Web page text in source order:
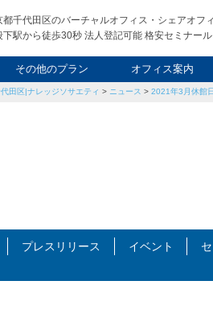
都千代田区のバーチャルオフィス・シェアオフ
下駅から徒歩30秒 法人登記可能 格安セミナー
その他のプラン
レンタルオフィス
イト&ウィークエンド
貸し会議室
オフィス案内
田区|ナレッジソサエティ > ニュース > 2021年3月休館
プレスリリース イベント